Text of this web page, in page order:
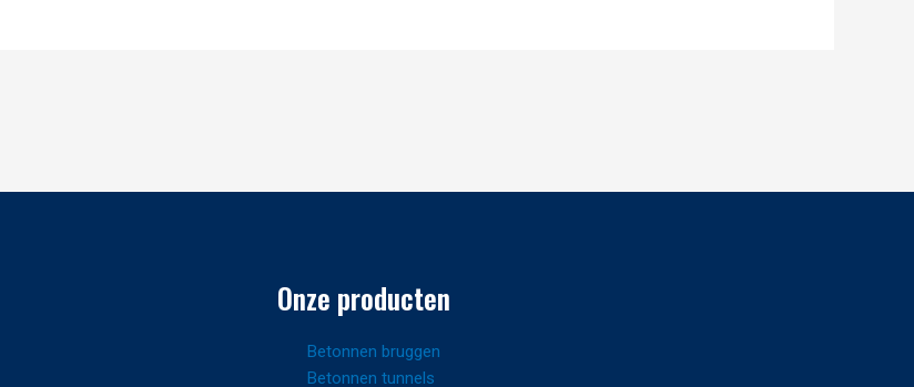
Onze producten
Betonnen bruggen
Betonnen tunnels